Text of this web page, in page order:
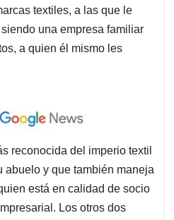
textiles, a las que le
una empresa familiar
a quien él mismo les
reconocida del imperio textil
abuelo y que también maneja
está en calidad de socio
Los otros dos